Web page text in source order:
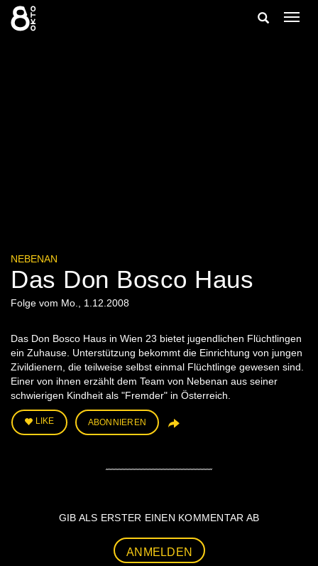
Zum
Inhalt
springen
Suche
NEBENAN
Das Don Bosco Haus
Folge vom Mo., 1.12.2008
Das Don Bosco Haus in Wien 23 bietet jugendlichen Flüchtlingen
ein Zuhause. Unterstützung bekommt die Einrichtung von jungen
Zivildienern, die teilweise selbst einmal Flüchtlinge gewesen sind.
Einer von ihnen erzählt dem Team von Nebenan aus seiner
schwierigen Kindheit als "Fremder" in Österreich.
LIKE ABONNIEREN
GIB ALS ERSTER EINEN KOMMENTAR AB
ANMELDEN